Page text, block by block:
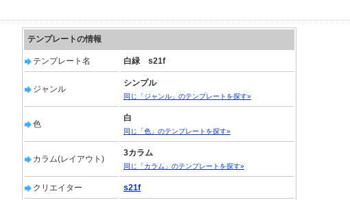
テンプレートの情報
テンプレート名 白緑 s21f
ジャンル
シンプル
同じ「ジャンル」のテンプレートを探す»
色
白
同じ「色」のテンプレートを探す»
カラム(レイアウト)
3カラム
同じ「カラム」のテンプレートを探す»
クリエイター s21f